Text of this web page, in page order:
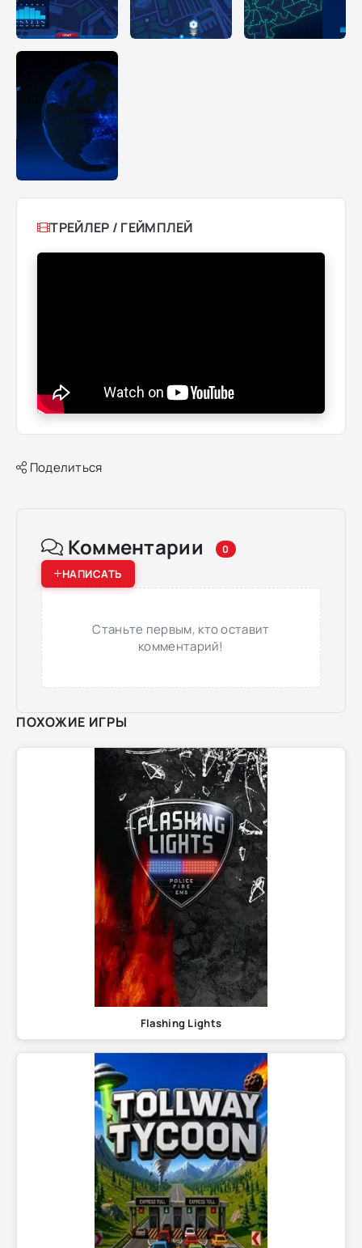
ТРЕЙЛЕР / ГЕЙМПЛЕЙ
Поделиться
Комментарии 0
НАПИСАТЬ
Станьте первым, кто оставит
комментарий!
ПОХОЖИЕ ИГРЫ
Flashing Lights